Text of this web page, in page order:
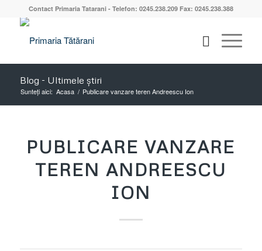
Contact Primaria Tatarani - Telefon: 0245.238.209 Fax: 0245.238.388
Blog - Ultimele știri
Sunteți aici: Acasa / Publicare vanzare teren Andreescu Ion
PUBLICARE VANZARE
TEREN ANDREESCU
ION